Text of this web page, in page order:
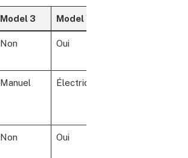
Model 3 Model Y
Non Oui
Manuel Électrique
Non Oui